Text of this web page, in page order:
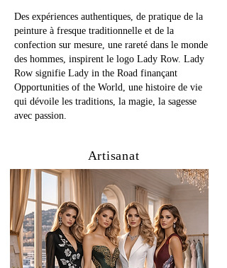
Des expériences authentiques, de pratique de la
peinture à fresque traditionnelle et de la
confection sur mesure, une rareté dans le monde
des hommes, inspirent le logo Lady Row. Lady
Row signifie Lady in the Road finançant
Opportunities of the World, une histoire de vie
qui dévoile les traditions, la magie, la sagesse
avec passion.
Artisanat